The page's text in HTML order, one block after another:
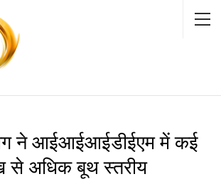
ने आईआईआईडीईएम में कई
से अधिक बूथ स्तरीय